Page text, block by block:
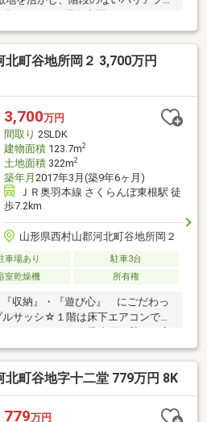
も綿密に計画されています。効率
明るいリビング、そして各個室の
な間取りが魅力。周辺は落ち着い
兼ね備えており、子育て世代から
地にてご体感ください。
北町谷地所岡２ 3,700万円
3,700万円
間取り 2SLDK
建物面積123.7m2
土地面積322m2
築年月 2017年3月(築9年6ヶ月)
ＪＲ奥羽本線 さくらんぼ東根駅 徒
歩7.2km
山形県西村山郡河北町谷地所岡２
車場あり
駐車3台
室乾燥機 所有権
『収納』・『遊び心』 にごだわっ
サッシ☆１階は床下エアコンでス
．４８ｋｗ）☆最小限の壁なの家
家族のぬくもりが感じられますね
角地で日当たり通風良好です・土
ースに困りません◎２階フリース
族の生活スタイルに合わせて ・
オープンスペースとして 様々な
北町谷地字十二堂 779万円 8K
779万円